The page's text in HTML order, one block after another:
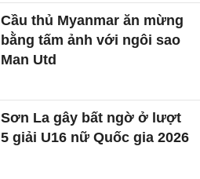
Cầu thủ Myanmar ăn mừng
bằng tấm ảnh với ngôi sao
Man Utd
Sơn La gây bất ngờ ở lượt
5 giải U16 nữ Quốc gia 2026